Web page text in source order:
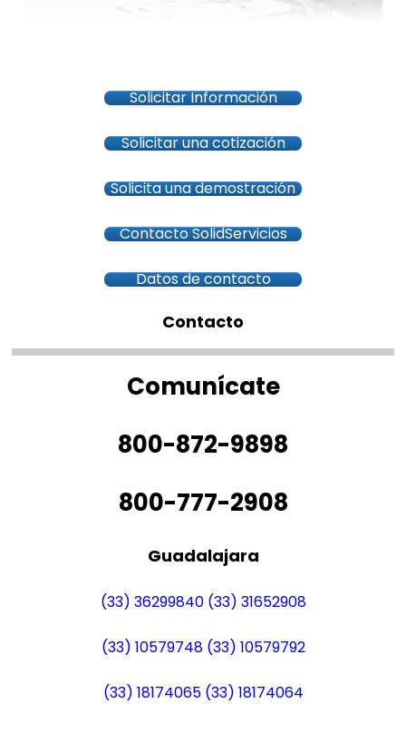
Solicitar Información
Solicitar una cotización
Solicita una demostración
Contacto SolidServicios
Datos de contacto
Contacto
Comunícate
800-872-9898
800-777-2908
Guadalajara
(33) 36299840 (33) 31652908
(33) 10579748 (33) 10579792
(33) 18174065 (33) 18174064